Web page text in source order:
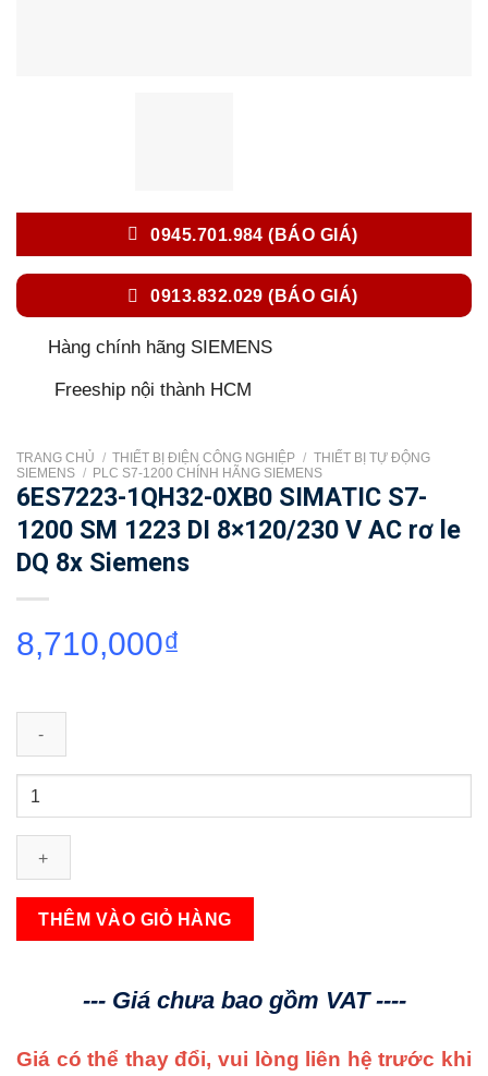
0945.701.984 (BÁO GIÁ)
0913.832.029 (BÁO GIÁ)
Hàng chính hãng SIEMENS
Freeship nội thành HCM
TRANG CHỦ / THIẾT BỊ ĐIỆN CÔNG NGHIỆP / THIẾT BỊ TỰ ĐỘNG
SIEMENS / PLC S7-1200 CHÍNH HÃNG SIEMENS
6ES7223-1QH32-0XB0 SIMATIC S7-
1200 SM 1223 DI 8×120/230 V AC rơ le
DQ 8x Siemens
8,710,000₫
6ES7223-
0XB0
SIMATIC
1200
SM
AC
THÊM VÀO GIỎ HÀNG
--- Giá chưa bao gồm VAT ----
Giá có thể thay đổi, vui lòng liên hệ trước khi